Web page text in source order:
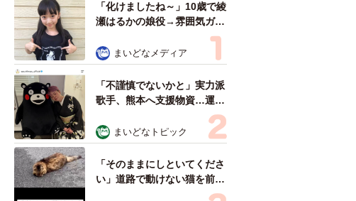
「化けましたね～」10歳で綾
瀬はるかの娘役→雰囲気ガラ
リの18歳に成長 「メイクで
雰囲気が」「宝塚に入れそ
う」
まいどなメディア
「不謹慎でないかと」実力派
歌手、熊本へ支援物資…運搬
トラックの車体デザインにた
めらい 「痛いほど伝わる」
「行動され立派」
まいどなトピック
「そのままにしといてくださ
い」道路で動けない猫を前に
返された一言… 懸命に生き